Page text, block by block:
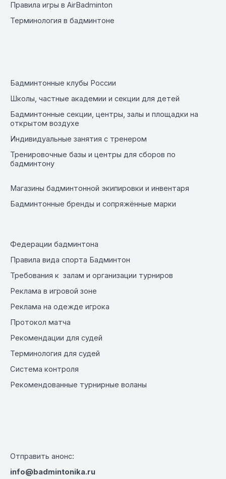
Правила игры в AirBadminton
Терминология в бадминтоне
Бадминтонные клубы России
Школы, частные академии и секции для детей
Бадминтонные секции, центры, залы и площадки на
открытом воздухе
Индивидуальные занятия с тренером
Тренировочные базы и центры для сборов по
бадминтону
Магазины бадминтонной экипировки и инвентаря
Бадминтонные бренды и сопряжённые марки
Федерации бадминтона
Правила вида спорта Бадминтон
Требования к залам и организации турниров
Реклама в игровой зоне
Реклама на одежде игрока
Протокол матча
Рекомендации для судей
Терминология для судей
Система контроля
Рекомендованные турнирные воланы
Отправить анонс:
info@badmintonika.ru